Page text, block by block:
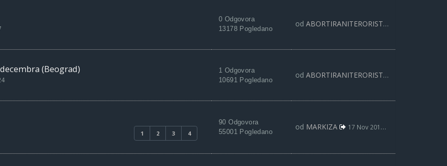
0 Odgovora
13178 Pogledano
od ABORTIRANITERORISTA
(Beograd)
1 Odgovora
10691 Pogledano
od ABORTIRANITERORISTA
1 2 3 4
90 Odgovora
55001 Pogledano
od MARKIZA 17 Nov 2019, 12:51